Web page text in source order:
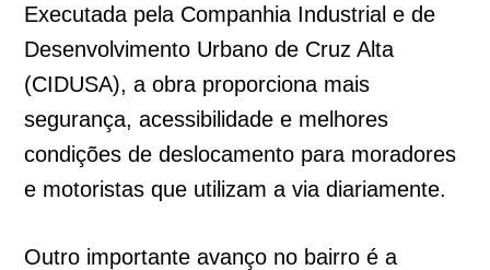
Executada pela Companhia Industrial e de
Desenvolvimento Urbano de Cruz Alta
(CIDUSA), a obra proporciona mais
segurança, acessibilidade e melhores
condições de deslocamento para moradores
e motoristas que utilizam a via diariamente.
Outro importante avanço no bairro é a